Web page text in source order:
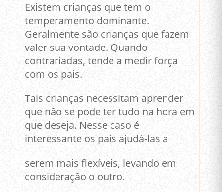
Existem crianças que tem o
temperamento dominante.
Geralmente são crianças que fazem
valer sua vontade. Quando
contrariadas, tende a medir força
com os pais.
Tais crianças necessitam aprender
que não se pode ter tudo na hora em
que deseja. Nesse caso é
interessante os pais ajudá-las a
serem mais flexíveis, levando em
consideração o outro.